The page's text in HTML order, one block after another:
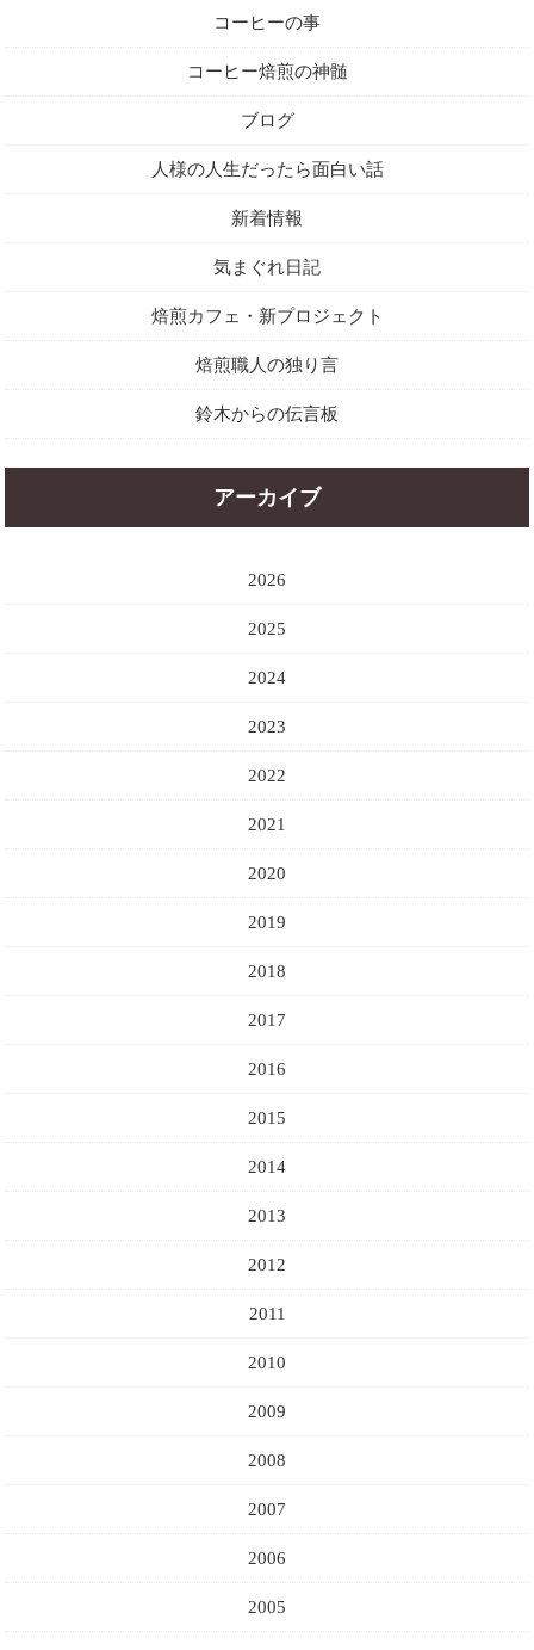
コーヒーの事
コーヒー焙煎の神髄
ブログ
人様の人生だったら面白い話
新着情報
気まぐれ日記
焙煎カフェ・新プロジェクト
焙煎職人の独り言
鈴木からの伝言板
アーカイブ
2026
2025
2024
2023
2022
2021
2020
2019
2018
2017
2016
2015
2014
2013
2012
2011
2010
2009
2008
2007
2006
2005